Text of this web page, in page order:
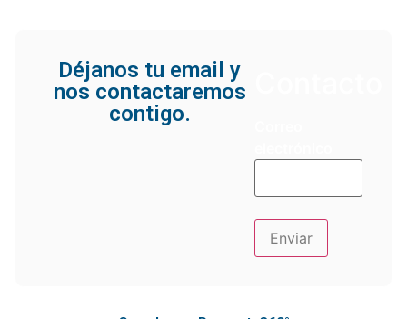
Déjanos tu email y
nos contactaremos
contigo.